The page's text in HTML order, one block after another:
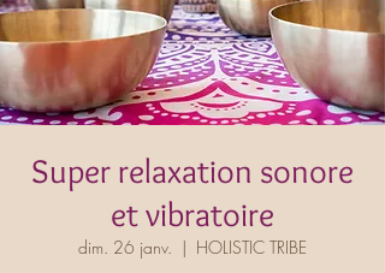
Super relaxation sonore
et vibratoire
dim. 26 janv.
  |
HOLISTIC TRIBE